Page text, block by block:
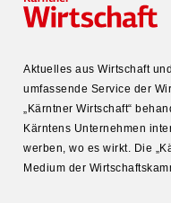
Aktuelles aus Wirtschaft
umfas­sende Service der
„Kärntner Wirtschaft“
Kärntens Unter­nehmen
werben, wo es wirkt. Die
Medium der